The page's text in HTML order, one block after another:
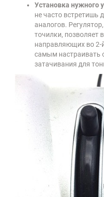
Установка нужного
не часто встретишь
аналогов.
точилки, позволяет
направляющих во 2-
самым настраивать
затачивания для